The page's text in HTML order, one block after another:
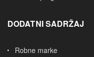
DODATNI SADRŽAJ
Robne marke